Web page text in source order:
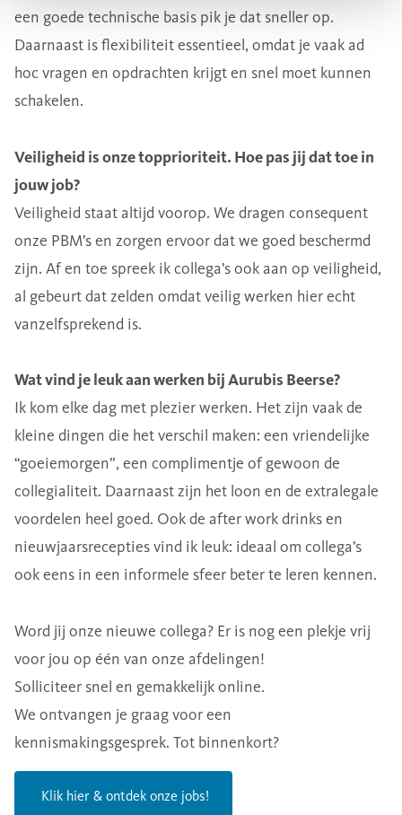
een goede technische basis pik je dat sneller op.
Daarnaast is flexibiliteit essentieel, omdat je vaak ad
hoc vragen en opdrachten krijgt en snel moet kunnen
schakelen.
Veiligheid is onze topprioriteit. Hoe pas jij dat toe in
jouw job?
Veiligheid staat altijd voorop. We dragen consequent
onze PBM’s en zorgen ervoor dat we goed beschermd
zijn. Af en toe spreek ik collega’s ook aan op veiligheid,
al gebeurt dat zelden omdat veilig werken hier echt
vanzelfsprekend is.
Wat vind je leuk aan werken bij Aurubis Beerse?
Ik kom elke dag met plezier werken. Het zijn vaak de
kleine dingen die het verschil maken: een vriendelijke
“goeiemorgen”, een complimentje of gewoon de
collegialiteit. Daarnaast zijn het loon en de extralegale
voordelen heel goed. Ook de after work drinks en
nieuwjaarsrecepties vind ik leuk: ideaal om collega’s
ook eens in een informele sfeer beter te leren kennen.
Word jij onze nieuwe collega? Er is nog een plekje vrij
voor jou op één van onze afdelingen!
Solliciteer snel en gemakkelijk online.
We ontvangen je graag voor een
kennismakingsgesprek. Tot binnenkort?
Klik hier & ontdek onze jobs!